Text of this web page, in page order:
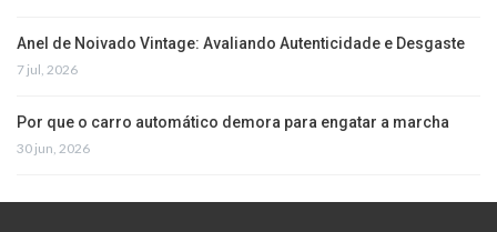
Anel de Noivado Vintage: Avaliando Autenticidade e Desgaste
7 jul, 2026
Por que o carro automático demora para engatar a marcha
30 jun, 2026